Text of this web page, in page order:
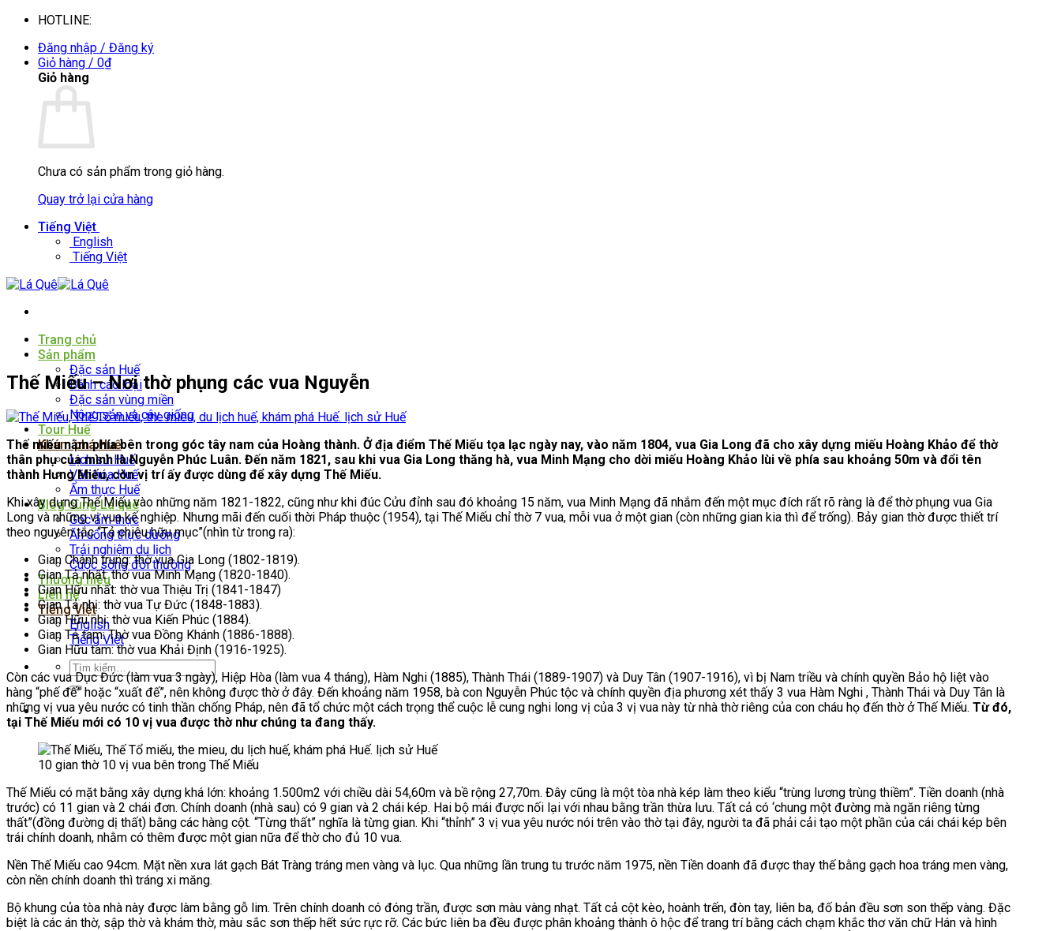
dung
HOTLINE:
Đăng nhập / Đăng ký
Giỏ hàng / 0₫
Giỏ hàng
Chưa có sản phẩm trong giỏ hàng.
Quay trở lại cửa hàng
Tiếng Việt
English
Tiếng Việt
Trang chủ
Sản phẩm
Đặc sản Huế
Bánh các loại
Đặc sản vùng miền
Nông sản và cây giống
Tour Huế
Khám phá Huế
Lịch sử Huế
Văn hóa Huế
Ẩm thực Huế
Blog cùng Lá quê
Góc ẩm thực
Ăn uống thực dưỡng
Trải nghiệm du lịch
Cuộc sống đời thường
Thương hiệu
Liên hệ
Tiếng Việt
English
Tiếng Việt
Tìm
kiếm:
Thế Miếu – Nơi thờ phụng các vua Nguyễn
Thế miếu nằm phía bên trong góc tây nam của Hoàng thành. Ở địa điểm Thế Miếu tọa lạc ngày nay, vào năm 1804, vua Gia Long đã cho xây dựng miếu Hoàng Khảo để thờ
thân phụ của mình là Nguyễn Phúc Luân. Đến năm 1821, sau khi vua Gia Long thăng hà, vua Minh Mạng cho dời miếu Hoàng Khảo lùi về phía sau khoảng 50m và đổi tên
thành Hưng Miếu, còn vị trí ấy được dùng để xây dựng Thế Miếu.
Khi xây dựng Thế Miếu vào những năm 1821-1822, cũng như khi đúc Cửu đỉnh sau đó khoảng 15 năm, vua Minh Mạng đã nhắm đến một mục đích rất rõ ràng là để thờ phụng vua Gia
Long và những vị vua kế nghiệp. Nhưng mãi đến cuối thời Pháp thuộc (1954), tại Thế Miếu chỉ thờ 7 vua, mỗi vua ở một gian (còn những gian kia thì để trống). Bảy gian thờ được thiết trí
theo nguyên tắc “Tả chiêu hữu mục”(nhìn từ trong ra):
Gian Chánh trung: thờ vua Gia Long (1802-1819).
Gian Tả nhất: thờ vua Minh Mạng (1820-1840).
Gian Hữu nhất: thờ vua Thiệu Trị (1841-1847)
Gian Tả nhị: thờ vua Tự Đức (1848-1883).
Gian Hữu nhị: thờ vua Kiến Phúc (1884).
Gian Tả tam: Thờ vua Đồng Khánh (1886-1888).
Gian Hữu tam: thờ vua Khải Định (1916-1925).
Còn các vua Dục Đức (làm vua 3 ngày), Hiệp Hòa (làm vua 4 tháng), Hàm Nghi (1885), Thành Thái (1889-1907) và Duy Tân (1907-1916), vì bị Nam triều và chính quyền Bảo hộ liệt vào
hàng “phế đế” hoặc “xuất đế”, nên không được thờ ở đây. Đến khoảng năm 1958, bà con Nguyễn Phúc tộc và chính quyền địa phương xét thấy 3 vua Hàm Nghi , Thành Thái và Duy Tân là
những vị vua yêu nước có tinh thần chống Pháp, nên đã tổ chức một cách trọng thể cuộc lễ cung nghi long vị của 3 vị vua này từ nhà thờ riêng của con cháu họ đến thờ ở Thế Miếu. Từ đó,
tại Thế Miếu mới có 10 vị vua được thờ như chúng ta đang thấy.
10 gian thờ 10 vị vua bên trong Thế Miếu
Thế Miếu có mặt bằng xây dựng khá lớn: khoảng 1.500m2 với chiều dài 54,60m và bề rộng 27,70m. Đây cũng là một tòa nhà kép làm theo kiểu “trùng lương trùng thiềm”. Tiền doanh (nhà
trước) có 11 gian và 2 chái đơn. Chính doanh (nhà sau) có 9 gian và 2 chái kép. Hai bộ mái được nối lại với nhau bằng trần thừa lưu. Tất cả có ‘chung một đường mà ngăn riêng từng
thất”(đồng đường dị thất) bằng các hàng cột. “Từng thất” nghĩa là từng gian. Khi “thỉnh” 3 vị vua yêu nước nói trên vào thờ tại đây, người ta đã phải cải tạo một phần của cái chái kép bên
trái chính doanh, nhằm có thêm được một gian nữa để thờ cho đủ 10 vua.
Nền Thế Miếu cao 94cm. Mặt nền xưa lát gạch Bát Tràng tráng men vàng và lục. Qua những lần trung tu trước năm 1975, nền Tiền doanh đã được thay thế bằng gạch hoa tráng men vàng,
còn nền chính doanh thì tráng xi măng.
Bộ khung của tòa nhà này được làm bằng gỗ lim. Trên chính doanh có đóng trần, được sơn màu vàng nhạt. Tất cả cột kèo, hoành trến, đòn tay, liên ba, đố bản đều sơn son thếp vàng. Đặc
biệt là các án thờ, sập thờ và khám thờ, màu sắc sơn thếp hết sức rực rỡ. Các bức liên ba đều được phân khoảng thành ô hộc để trang trí bằng cách chạm khắc thơ văn chữ Hán và hình